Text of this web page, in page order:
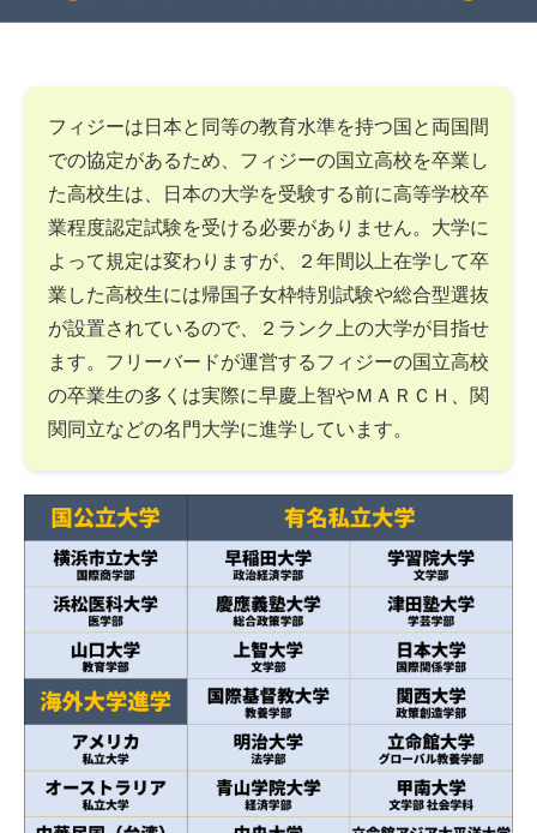
フィジーは日本と同等の教育水準を持つ国と両国間
での協定があるため、フィジーの国立高校を卒業し
た高校生は、日本の大学を受験する前に高等学校卒
業程度認定試験を受ける必要がありません。大学に
よって規定は変わりますが、２年間以上在学して卒
業した高校生には帰国子女枠特別試験や総合型選抜
が設置されているので、２ランク上の大学が目指せ
ます。フリーバードが運営するフィジーの国立高校
の卒業生の多くは実際に早慶上智やＭＡＲＣＨ、関
関同立などの名門大学に進学しています。